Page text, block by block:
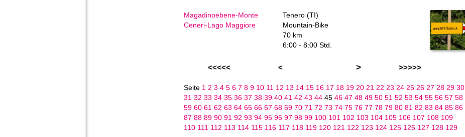
Magadinoebene-Monte
Ceneri-Lago Maggiore
Tenero (TI)
Mountain-Bike
70 km
6:00 - 8:00 Std.
<<<<< < > >>>>>
Seite 1 2 3 4 5 6 7 8 9 10 11 12 13 14 15 16 17 18 19 20 21 22 23 24 25 26 27 28 29 30
31 32 33 34 35 36 37 38 39 40 41 42 43 44 45 46 47 48 49 50 51 52 53 54 55 56 57 58
59 60 61 62 63 64 65 66 67 68 69 70 71 72 73 74 75 76 77 78 79 80 81 82 83 84 85 86
87 88 89 90 91 92 93 94 95 96 97 98 99 100 101 102 103 104 105 106 107 108 109
110 111 112 113 114 115 116 117 118 119 120 121 122 123 124 125 126 127 128 129